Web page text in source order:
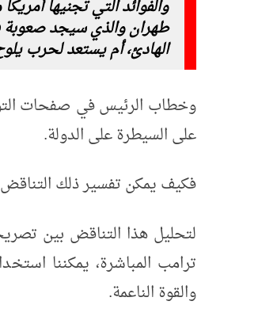
والفوائد التي تجنيها
طهران والذي سيجد صعوبة
الهادئ، أم يستعد لحرب
وخطاب الرئيس في صفحات
على السيطرة على الدولة.
فكيف يمكن تفسير ذلك
لتحليل هذا التناقض بين
ترامب المباشرة، يمكننا
والقوة الناعمة.